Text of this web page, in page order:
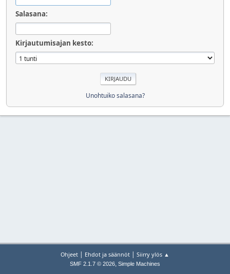
Salasana:
Kirjautumisajan kesto:
Unohtuiko salasana?
Ohjeet | Ehdot ja säännöt | Siirry ylös ▲
SMF 2.1.7 © 2026, Simple Machines